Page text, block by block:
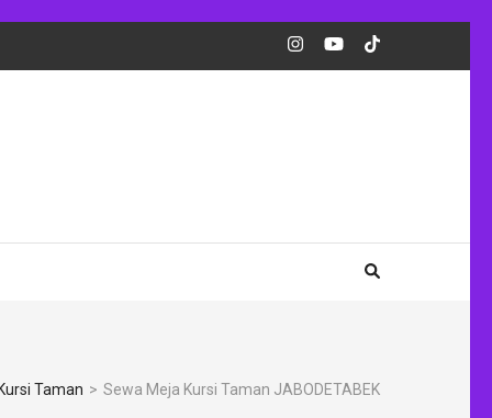
Taman > Sewa Meja Kursi Taman JABODETABEK